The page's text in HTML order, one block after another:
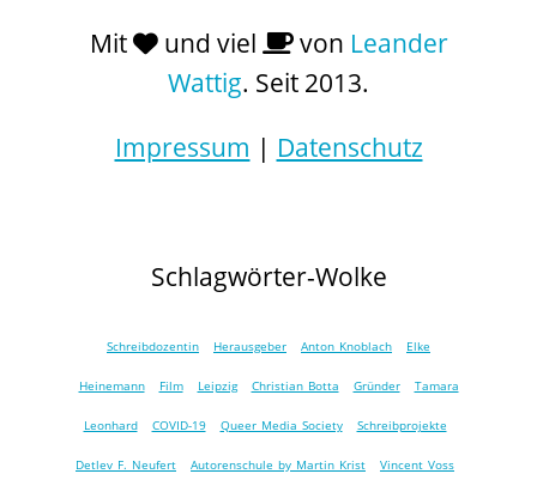
Mit und viel von Leander
Wattig. Seit 2013.
Impressum | Datenschutz
Schlagwörter-Wolke
Schreibdozentin Herausgeber Anton Knoblach Elke
Heinemann Film Leipzig Christian Botta Gründer Tamara
Leonhard COVID-19 Queer Media Society Schreibprojekte
Detlev F. Neufert Autorenschule by Martin Krist Vincent Voss